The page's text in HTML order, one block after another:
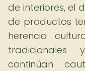
de interiores, el
de productos
herencia
tradicionales
continúan